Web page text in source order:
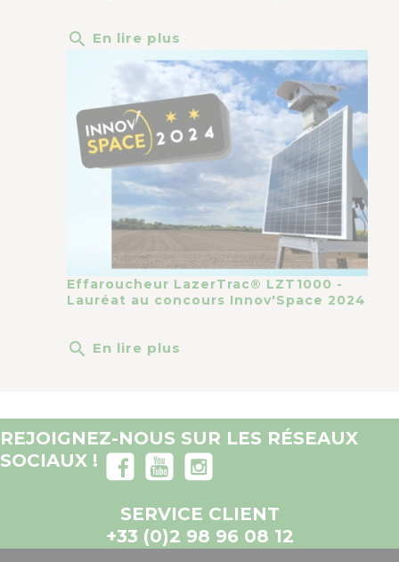
search En lire plus
Effaroucheur LazerTrac® LZT1000 -
Lauréat au concours Innov'Space 2024
search En lire plus
REJOIGNEZ-NOUS SUR LES RÉSEAUX
SOCIAUX !
SERVICE CLIENT
+33 (0)2 98 96 08 12